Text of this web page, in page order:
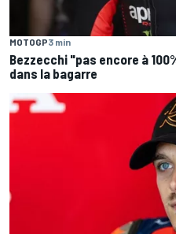
MOTOGP3 min
Bezzecchi "pas encore à
dans la bagarre